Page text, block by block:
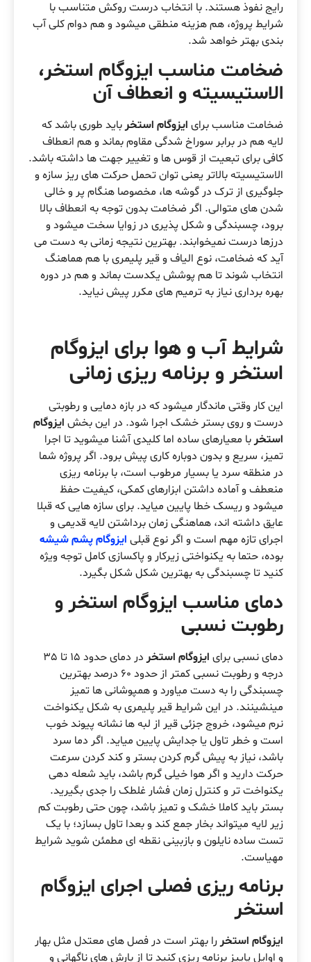
رایج نفوذ هستند. با انتخاب درست روکش متناسب با
شرایط پروژه، هم هزینه منطقی میشود و هم دوام کلی آب
بندی بهتر خواهد شد.
ضخامت مناسب ایزوگام استخر،
الاستیسیته و انعطاف آن
ضخامت مناسب برای ایزوگام استخر باید طوری باشد که
لایه هم در برابر سوراخ شدگی مقاوم بماند و هم انعطاف
کافی برای تبعیت از قوس ها و تغییر جهت ها داشته باشد.
الاستیسیته بالاتر یعنی توان تحمل حرکت های ریز سازه و
جلوگیری از ترک در گوشه ها، مخصوصا هنگام پر و خالی
شدن های متوالی. اگر ضخامت بدون توجه به انعطاف بالا
برود، چسبندگی و شکل پذیری در زوایا سخت میشود و
درزها درست نمیخوابند. بهترین نتیجه زمانی به دست می
آید که ضخامت، نوع الیاف و قیر پلیمری با هم هماهنگ
انتخاب شوند تا هم پوشش یکدست بماند و هم در دوره
بهره برداری نیاز به ترمیم های مکرر پیش نیاید.
شرایط آب و هوا برای ایزوگام
استخر و برنامه ریزی زمانی
این کار وقتی ماندگار میشود که در بازه دمایی و رطوبتی
درست و روی بستر خشک اجرا شود. در این بخش ایزوگام
استخر با معیارهای ساده اما کلیدی آشنا میشوید تا اجرا
تمیز، سریع و بدون دوباره کاری پیش برود. اگر پروژه شما
در منطقه سرد یا بسیار مرطوب است، با برنامه ریزی
منعطف و آماده داشتن ابزارهای کمکی، کیفیت حفظ
میشود و ریسک خطا پایین میاید. برای سازه هایی که قبلا
عایق داشته اند، هماهنگی زمان برداشتن لایه قدیمی و
اجرای تازه مهم است و اگر نوع قبلی ایزوگام پشم شیشه
بوده، حتما به یکنواختی زیرکار و پاکسازی کامل توجه ویژه
کنید تا چسبندگی به بهترین شکل شکل بگیرد.
دمای مناسب ایزوگام استخر و
رطوبت نسبی
دمای نسبی برای ایزوگام استخر
در دمای حدود 15 تا 35
درجه و رطوبت نسبی کمتر از حدود 60 درصد بهترین
چسبندگی را به دست میاورد و همپوشانی ها تمیز
مینشینند. در این شرایط قیر پلیمری به شکل یکنواخت
نرم میشود، خروج جزئی قیر از لبه ها نشانه پیوند خوب
است و خطر تاول یا جدایش پایین میاید. اگر دما سرد
باشد، نیاز به پیش گرم کردن بستر و کند کردن سرعت
حرکت دارید و اگر هوا خیلی گرم باشد، باید شعله دهی
یکنواخت تر و کنترل زمان فشار غلطک را جدی بگیرید.
بستر باید کاملا خشک و تمیز باشد، چون حتی رطوبت کم
زیر لایه میتواند بخار جمع کند و بعدا تاول بسازد؛ با یک
تست ساده نایلون و بازبینی نقطه ای مطمئن شوید شرایط
مهیاست.
برنامه ریزی فصلی اجرای ایزوگام
استخر
ایزوگام استخر را بهتر است در فصل های معتدل مثل بهار
و اوایل پاییز برنامه ریزی کنید تا از بارش های ناگهانی و